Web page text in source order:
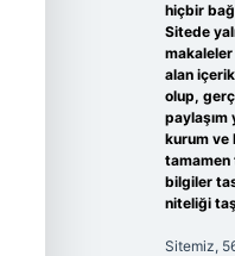
hiçbir
Sitede
makaleler
alan
olup,
paylaşım
kurum ve
bilgiler
niteliği
Sitemiz,